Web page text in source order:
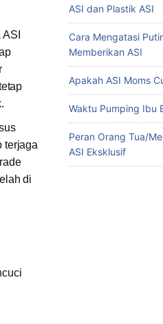
terjaga
di
ASI dan Plastik ASI
Cara Mengatasi
Memberikan ASI
Apakah ASI Moms
Waktu Pumping Ibu
Peran Orang Tua/
ASI Eksklusif